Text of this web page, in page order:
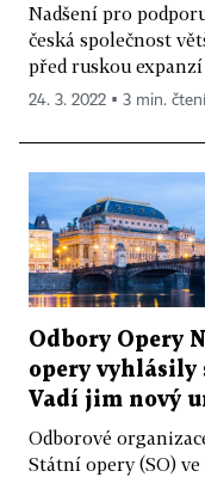
Nadšení pro
česká společnost
před ruskou
24. 3. 2022 ▪ 3 min. čtení
Odbory Opery
opery vyhlásily
Vadí jim nový
Odborové
Státní opery (SO)